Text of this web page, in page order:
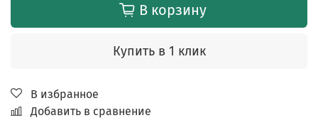
В корзину
Купить в 1 клик
В избранное
Добавить в сравнение